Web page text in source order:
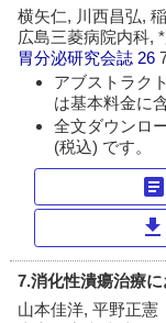
横矢仁, 川西昌弘,
広島三菱病院内科,
胃分泌研究会誌 26
アブストラク
は基本料金に
全文ダウンロ
(税込) です。
article
download
7.消化性潰瘍治療
山本佳洋, 平野正憲